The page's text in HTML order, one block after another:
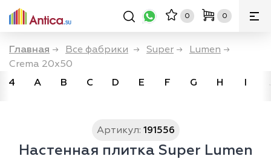
0 0
Главная → Все фабрики → Super → Lumen →
Crema 20x50
4
A B C D E F G H I
Артикул: 191556
Настенная плитка Super Lumen